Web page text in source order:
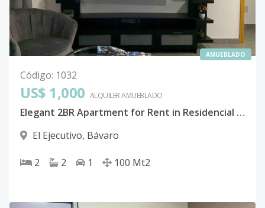
AMUEBLADO
Código: 1032
US$ 1,000 ALQUILERAMUEBLADO
Elegant 2BR Apartment for Rent in Residencial Theresa, El Ejecutivo, Bavaro- Punta Cana
El Ejecutivo, Bávaro
2 2 1 100 Mt2